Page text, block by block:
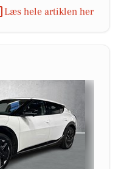
Læs hele artiklen her